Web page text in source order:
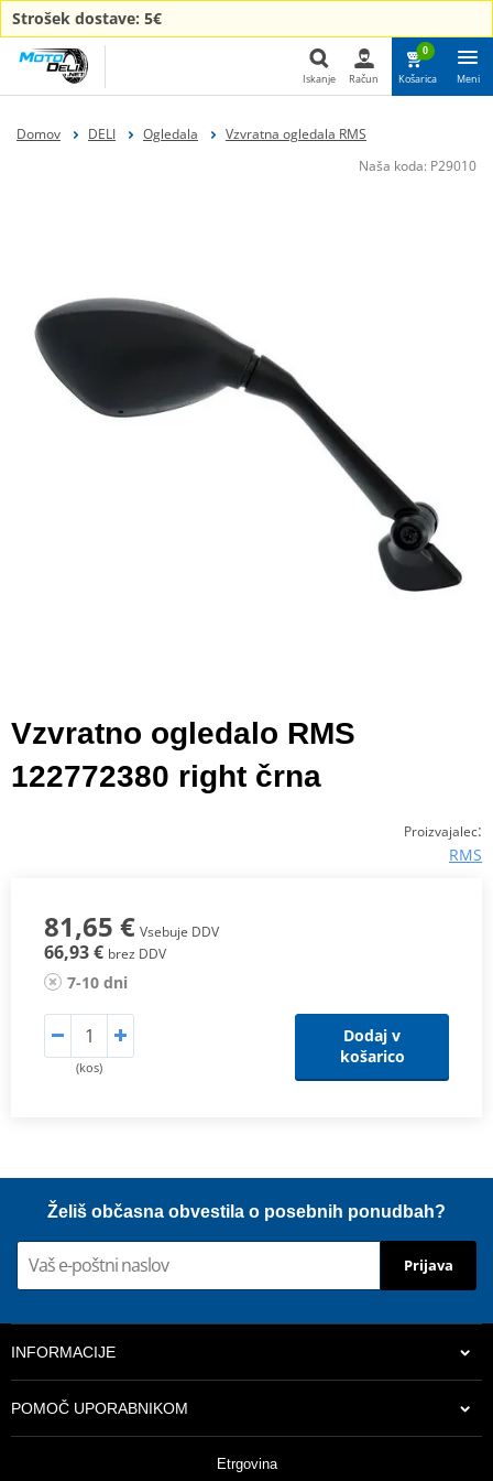
Strošek dostave: 5€
Iskanje Račun
0
Košarica Meni
Domov DELI Ogledala
Vzvratna ogledala RMS
Naša koda: P29010
Vzvratno ogledalo RMS
122772380 right črna
Proizvajalec:
RMS
81,65 € Vsebuje DDV
66,93 € brez DDV
7-10 dni
(kos)
Dodaj v
košarico
Želiš občasna obvestila o posebnih ponudbah?
Prijava
INFORMACIJE
POMOČ UPORABNIKOM
Etrgovina